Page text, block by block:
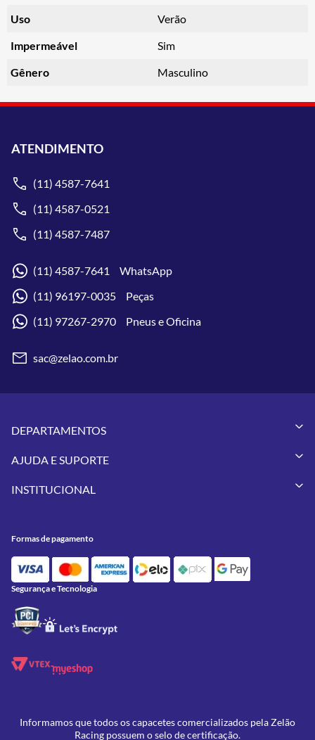
Uso Verão
Impermeável Sim
Gênero Masculino
ATENDIMENTO
(11) 4587-7641
(11) 4587-0521
(11) 4587-7487
(11) 4587-7641 WhatsApp
(11) 96197-0035 Peças
(11) 97267-2970 Pneus e Oficina
sac@zelao.com.br
DEPARTAMENTOS
Vestuários
Pneus
Utilidades
Feminino
Lançamentos
AJUDA E SUPORTE
Meus Pedidos
Política de Privacidade
Política de Campanhas e promoções
INSTITUCIONAL
Contato
Oficina/Serviços
Formas de pagamento
Segurança e Tecnologia
Informamos que todos os capacetes comercializados pela Zelão
Racing possuem o selo de certificação.